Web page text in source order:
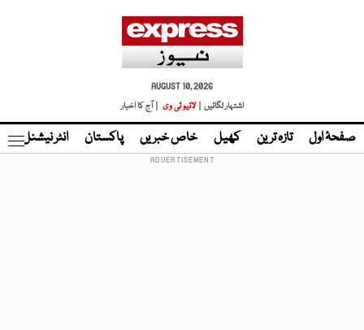
AUGUST 10, 2026
اشتہار لگائیں |
لائیو ٹی وی | آج کا اخبار
صفحۂ اول تازہ ترین کھیل خاص خبریں پاکستان انٹر نیشنل